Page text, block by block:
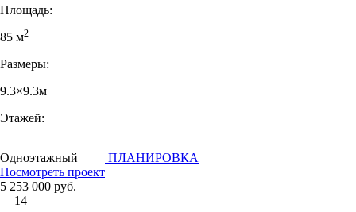
Площадь:
85 м2
Размеры:
9.3×9.3м
Этажей:
Одноэтажный
ПЛАНИРОВКА
Посмотреть проект
5 253 000 руб.
14